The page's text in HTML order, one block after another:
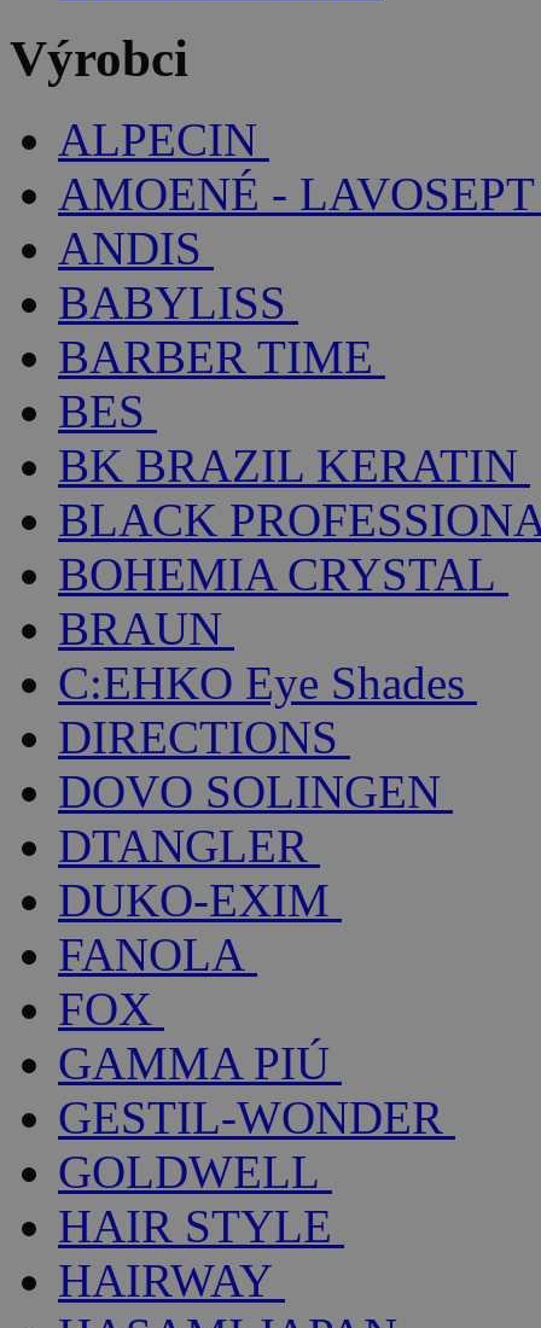
Výrobci
ALPECIN
AMOENÉ - LAVOSEPT
ANDIS
BABYLISS
BARBER TIME
BES
BK BRAZIL KERATIN
BLACK
BOHEMIA CRYSTAL
BRAUN
C:EHKO Eye Shades
DIRECTIONS
DOVO SOLINGEN
DTANGLER
DUKO-EXIM
FANOLA
FOX
GAMMA PIÚ
GESTIL-WONDER
GOLDWELL
HAIR STYLE
HAIRWAY